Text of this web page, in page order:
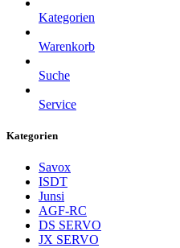
Kategorien
Warenkorb
Suche
Service
Kategorien
Savox
ISDT
Junsi
AGF-RC
DS SERVO
JX SERVO